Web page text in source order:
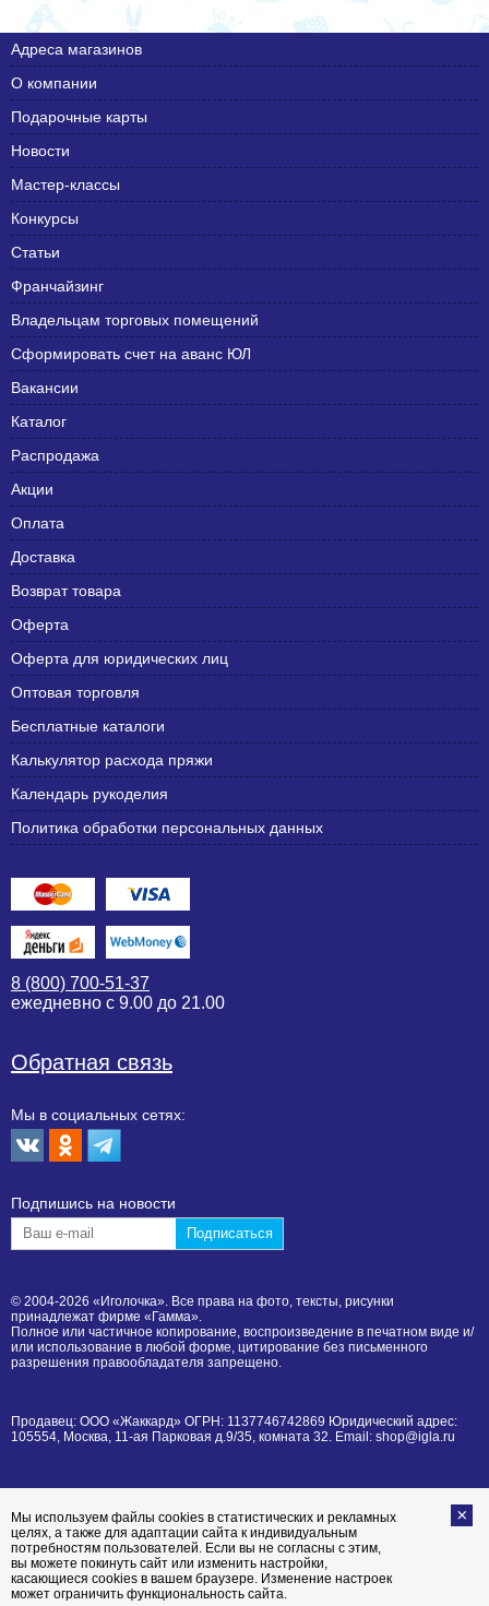
Адреса магазинов
О компании
Подарочные карты
Новости
Мастер-классы
Конкурсы
Статьи
Франчайзинг
Владельцам торговых помещений
Сформировать счет на аванс ЮЛ
Вакансии
Каталог
Распродажа
Акции
Оплата
Доставка
Возврат товара
Оферта
Оферта для юридических лиц
Оптовая торговля
Бесплатные каталоги
Калькулятор расхода пряжи
Календарь рукоделия
Политика обработки персональных данных
8 (800) 700-51-37
ежедневно с 9.00 до 21.00
Обратная связь
Мы в социальных сетях:
Подпишиcь на новости
© 2004-2026 «Иголочка». Все права на фото, тексты, рисунки
принадлежат фирме «Гамма».
Полное или частичное копирование, воспроизведение в печатном виде и/
или использование в любой форме, цитирование без письменного
разрешения правообладателя запрещено.
Продавец: ООО «Жаккард» ОГРН: 1137746742869 Юридический адрес:
105554, Москва, 11-ая Парковая д.9/35, комната 32. Email: shop@igla.ru
Мы используем файлы cookies в статистических и рекламных
целях, а также для адаптации сайта к индивидуальным
потребностям пользователей. Если вы не согласны с этим,
вы можете покинуть сайт или изменить настройки,
касающиеся cookies в вашем браузере. Изменение настроек
может ограничить функциональность сайта.